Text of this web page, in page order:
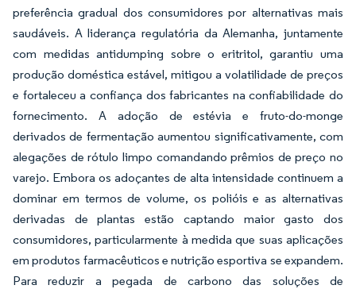
preferência gradual dos consumidores por alternativas mais
saudáveis. A liderança regulatória da Alemanha, juntamente
com medidas antidumping sobre o eritritol, garantiu uma
produção doméstica estável, mitigou a volatilidade de preços
e fortaleceu a confiança dos fabricantes na confiabilidade do
fornecimento. A adoção de estévia e fruto-do-monge
derivados de fermentação aumentou significativamente, com
alegações de rótulo limpo comandando prêmios de preço no
varejo. Embora os adoçantes de alta intensidade continuem a
dominar em termos de volume, os polióis e as alternativas
derivadas de plantas estão captando maior gasto dos
consumidores, particularmente à medida que suas aplicações
em produtos farmacêuticos e nutrição esportiva se expandem.
Para reduzir a pegada de carbono das soluções de